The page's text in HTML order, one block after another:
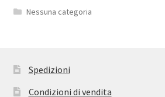
Nessuna categoria
Spedizioni
Condizioni di vendita